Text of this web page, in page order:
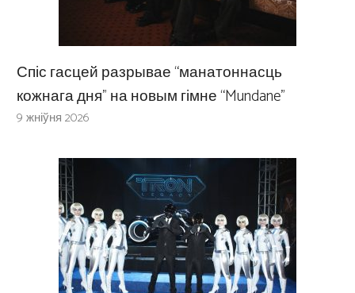
Спіс гасцей разрывае “манатоннасць
кожнага дня” на новым гімне “Mundane”
9 жніўня 2026